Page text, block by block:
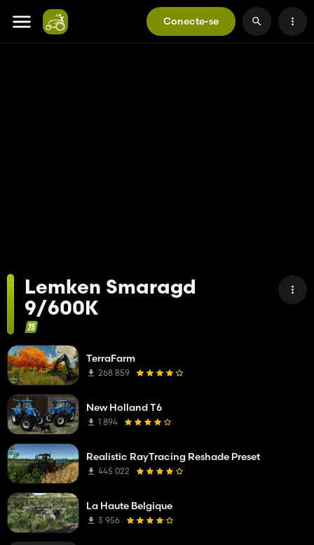
Conecte-se
Lemken Smaragd
9/600K
TerraFarm
268 859
New Holland T6
1 894
Realistic RayTracing Reshade Preset
445 022
La Haute Belgique
3 956